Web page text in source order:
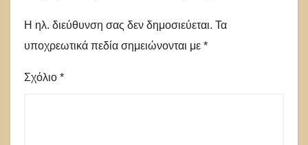
Η ηλ. διεύθυνση σας δεν δημοσιεύεται. Τα
υποχρεωτικά πεδία σημειώνονται με *
Σχόλιο *